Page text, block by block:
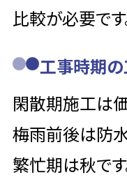
比較が必要です
工事時期の
閑散期施工は
梅雨前後は防
繁忙期は秋で